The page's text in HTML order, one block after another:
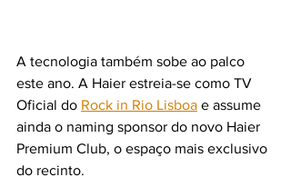
A tecnologia também sobe ao palco
este ano. A Haier estreia-se como TV
Oficial do Rock in Rio Lisboa e assume
ainda o naming sponsor do novo Haier
Premium Club, o espaço mais exclusivo
do recinto.